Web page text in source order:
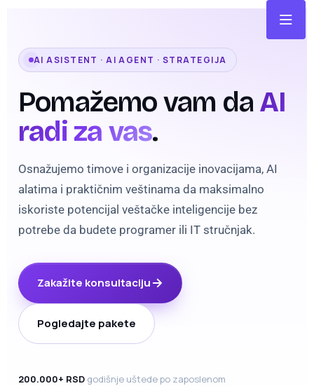
AI ASISTENT · AI AGENT · STRATEGIJA
Pomažemo vam daAI
radi za vas.
Osnažujemo timove i organizacije inovacijama, AI
alatima i praktičnim veštinama da maksimalno
iskoriste potencijal veštačke inteligencije bez
potrebe da budete programer ili IT stručnjak.
Zakažite konsultaciju
Pogledajte pakete
200.000+ RSD godišnje uštede po zaposlenom